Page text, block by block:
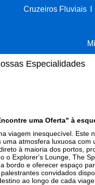
Cruzeiros Fluviais
Especialidades
uma Oferta" à
viagem inesquecível. Este
atmosfera luxuosa com
à maioria dos portos,
o Explorer's Lounge, The
bordo e oferecer espaço
convidados
ao longo de cada